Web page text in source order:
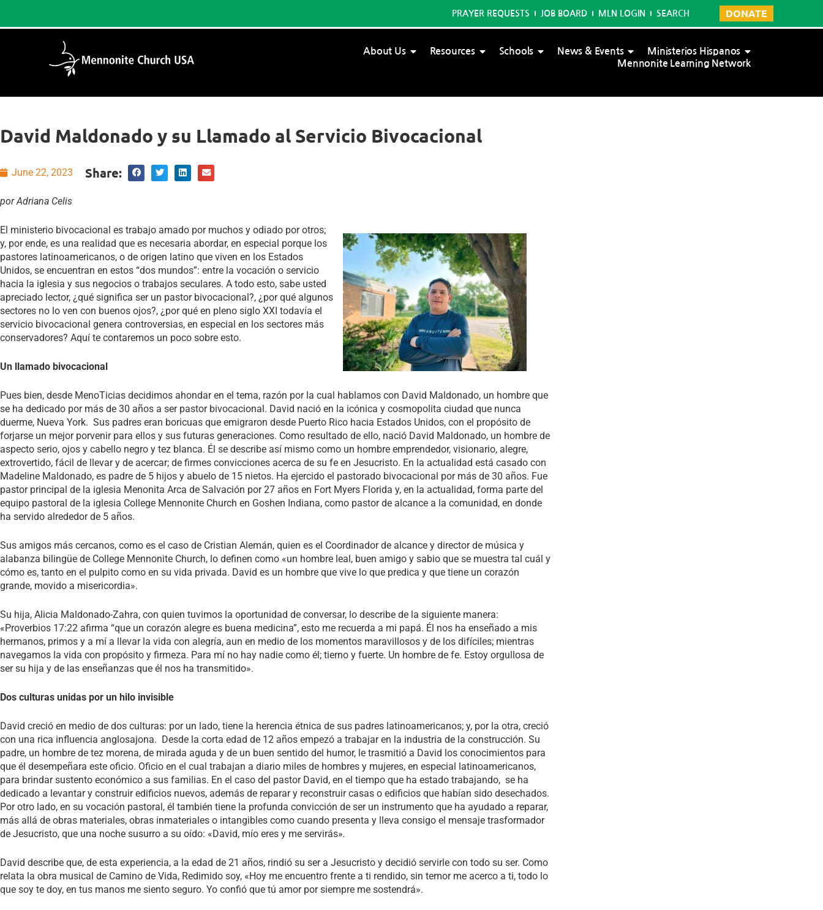
PRAYER REQUESTS JOB BOARD MLN LOGIN SEARCH DONATE
About Us Resources Schools News & Events
Ministerios Hispanos
Mennonite Learning Network
David Maldonado y su Llamado al Servicio Bivocacional
June 22, 2023 Share:
por Adriana Celis
El ministerio bivocacional es trabajo amado por muchos y odiado por otros;
y, por ende, es una realidad que es necesaria abordar, en especial porque los
pastores latinoamericanos, o de origen latino que viven en los Estados
Unidos, se encuentran en estos “dos mundos”: entre la vocación o servicio
hacia la iglesia y sus negocios o trabajos seculares. A todo esto, sabe usted
apreciado lector, ¿qué significa ser un pastor bivocacional?, ¿por qué algunos
sectores no lo ven con buenos ojos?, ¿por qué en pleno siglo XXI todavía el
servicio bivocacional genera controversias, en especial en los sectores más
conservadores? Aquí te contaremos un poco sobre esto.
Un llamado bivocacional
Pues bien, desde MenoTicias decidimos ahondar en el tema, razón por la cual hablamos con David Maldonado, un hombre que
se ha dedicado por más de 30 años a ser pastor bivocacional. David nació en la icónica y cosmopolita ciudad que nunca
duerme, Nueva York. Sus padres eran boricuas que emigraron desde Puerto Rico hacia Estados Unidos, con el propósito de
forjarse un mejor porvenir para ellos y sus futuras generaciones. Como resultado de ello, nació David Maldonado, un hombre de
aspecto serio, ojos y cabello negro y tez blanca. Él se describe así mismo como un hombre emprendedor, visionario, alegre,
extrovertido, fácil de llevar y de acercar; de firmes convicciones acerca de su fe en Jesucristo. En la actualidad está casado con
Madeline Maldonado, es padre de 5 hijos y abuelo de 15 nietos. Ha ejercido el pastorado bivocacional por más de 30 años. Fue
pastor principal de la iglesia Menonita Arca de Salvación por 27 años en Fort Myers Florida y, en la actualidad, forma parte del
equipo pastoral de la iglesia College Mennonite Church en Goshen Indiana, como pastor de alcance a la comunidad, en donde
ha servido alrededor de 5 años.
Sus amigos más cercanos, como es el caso de Cristian Alemán, quien es el Coordinador de alcance y director de música y
alabanza bilingüe de College Mennonite Church, lo definen como «un hombre leal, buen amigo y sabio que se muestra tal cuál y
cómo es, tanto en el pulpito como en su vida privada. David es un hombre que vive lo que predica y que tiene un corazón
grande, movido a misericordia».
Su hija, Alicia Maldonado-Zahra, con quien tuvimos la oportunidad de conversar, lo describe de la siguiente manera:
«Proverbios 17:22 afirma “que un corazón alegre es buena medicina”, esto me recuerda a mi papá. Él nos ha enseñado a mis
hermanos, primos y a mí a llevar la vida con alegría, aun en medio de los momentos maravillosos y de los difíciles; mientras
navegamos la vida con propósito y firmeza. Para mí no hay nadie como él; tierno y fuerte. Un hombre de fe. Estoy orgullosa de
ser su hija y de las enseñanzas que él nos ha transmitido».
Dos culturas unidas por un hilo invisible
David creció en medio de dos culturas: por un lado, tiene la herencia étnica de sus padres latinoamericanos; y, por la otra, creció
con una rica influencia anglosajona. Desde la corta edad de 12 años empezó a trabajar en la industria de la construcción. Su
padre, un hombre de tez morena, de mirada aguda y de un buen sentido del humor, le trasmitió a David los conocimientos para
que él desempeñara este oficio. Oficio en el cual trabajan a diario miles de hombres y mujeres, en especial latinoamericanos,
para brindar sustento económico a sus familias. En el caso del pastor David, en el tiempo que ha estado trabajando, se ha
dedicado a levantar y construir edificios nuevos, además de reparar y reconstruir casas o edificios que habían sido desechados.
Por otro lado, en su vocación pastoral, él también tiene la profunda convicción de ser un instrumento que ha ayudado a reparar,
más allá de obras materiales, obras inmateriales o intangibles como cuando presenta y lleva consigo el mensaje trasformador
de Jesucristo, que una noche susurro a su oído: «David, mío eres y me servirás».
David describe que, de esta experiencia, a la edad de 21 años, rindió su ser a Jesucristo y decidió servirle con todo su ser. Como
relata la obra musical de Camino de Vida, Redimido soy, «Hoy me encuentro frente a ti rendido, sin temor me acerco a ti, todo lo
que soy te doy, en tus manos me siento seguro. Yo confió que tú amor por siempre me sostendrá».